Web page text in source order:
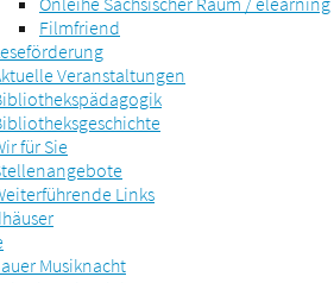
Filmfriend
Veranstaltungen
für Sie
Links
Musiknacht